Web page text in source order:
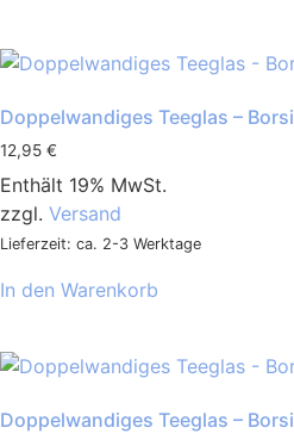
Doppelwandiges Teeglas –
12,95 €
Enthält 19% MwSt.
zzgl. Versand
Lieferzeit: ca. 2-3 Werktage
In den Warenkorb
Doppelwandiges Teeglas –